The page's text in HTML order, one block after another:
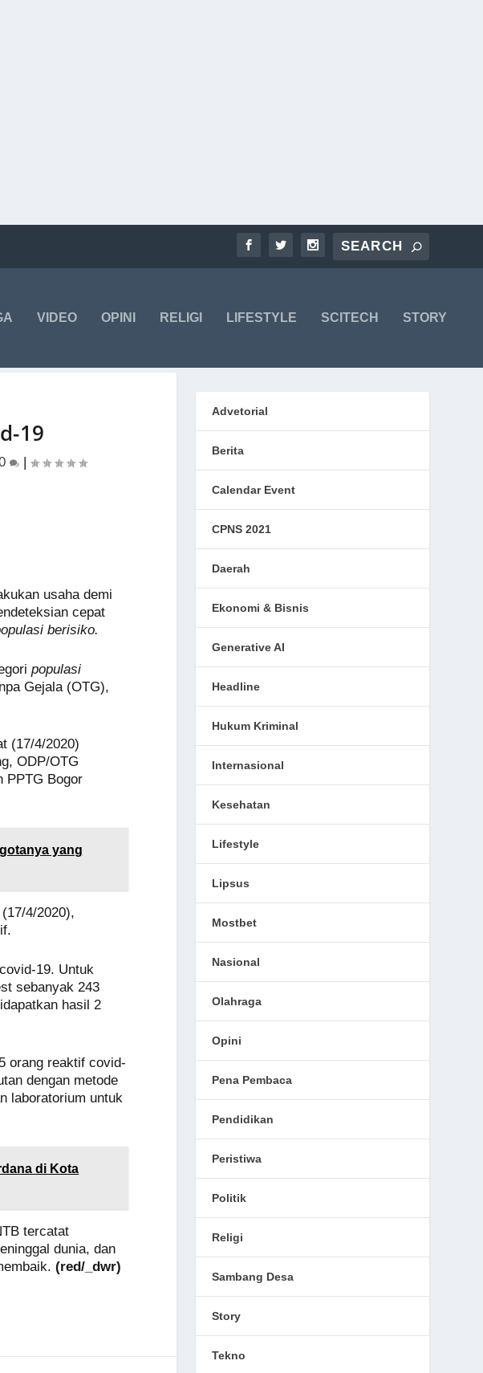
VIDEO OPINI RELIGI LIFESTYLE SCITECH STORY
19
|
usaha demi
cepat
berisiko.
populasi
Gejala (OTG),
(17/4/2020)
ODP/OTG
PPTG Bogor
yang
4/2020),
19. Untuk
sebanyak 243
hasil 2
orang reaktif covid-
dengan metode
laboratorium untuk
di Kota
tercatat
dunia, dan
(red/_dwr)
Advetorial
Berita
Calendar Event
CPNS 2021
Daerah
Ekonomi & Bisnis
Generative AI
Headline
Hukum Kriminal
Internasional
Kesehatan
Lifestyle
Lipsus
Mostbet
Nasional
Olahraga
Opini
Pena Pembaca
Pendidikan
Peristiwa
Politik
Religi
Sambang Desa
Story
Tekno